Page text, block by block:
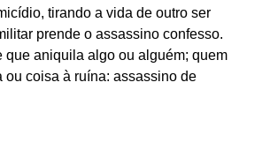
tirando a vida de outro ser
prende o assassino confesso.
que aniquila algo ou alguém; quem
ou coisa à ruína: assassino de